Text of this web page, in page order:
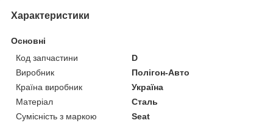
Характеристики
Основні
Код запчастини
D
Виробник
Полігон-Авто
Країна виробник
Україна
Матеріал
Сталь
Сумісність з маркою
Seat